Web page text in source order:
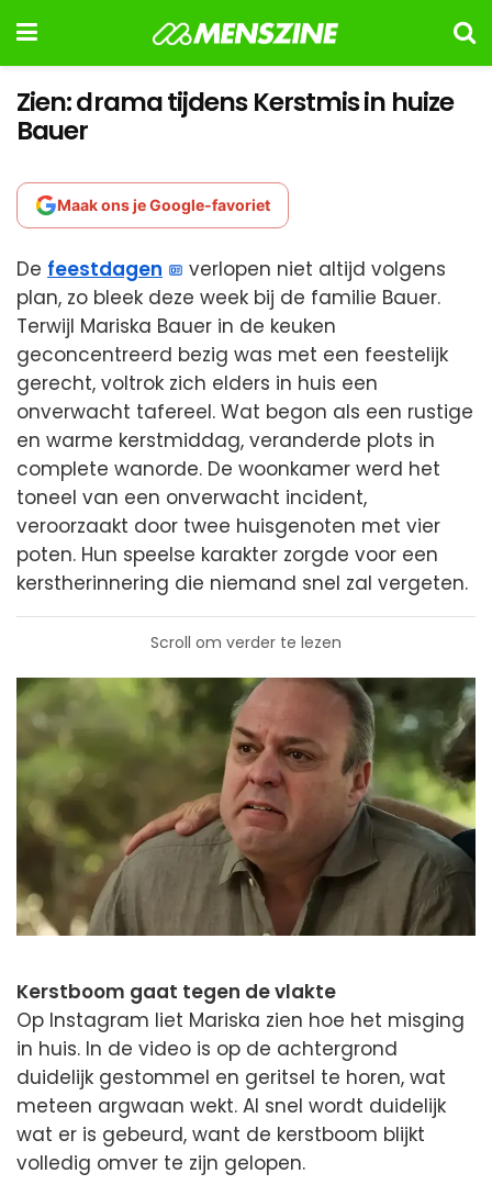
Zien: drama tijdens Kerstmis in huize
Bauer
Maak ons je Google-favoriet
De feestdagen
verlopen niet altijd volgens
plan, zo bleek deze week bij de familie Bauer.
Terwijl Mariska Bauer in de keuken
geconcentreerd bezig was met een feestelijk
gerecht, voltrok zich elders in huis een
onverwacht tafereel. Wat begon als een rustige
en warme kerstmiddag, veranderde plots in
complete wanorde. De woonkamer werd het
toneel van een onverwacht incident,
veroorzaakt door twee huisgenoten met vier
poten. Hun speelse karakter zorgde voor een
kerstherinnering die niemand snel zal vergeten.
Scroll om verder te lezen
Kerstboom gaat tegen de vlakte
Op Instagram liet Mariska zien hoe het misging
in huis. In de video is op de achtergrond
duidelijk gestommel en geritsel te horen, wat
meteen argwaan wekt. Al snel wordt duidelijk
wat er is gebeurd, want de kerstboom blijkt
volledig omver te zijn gelopen.